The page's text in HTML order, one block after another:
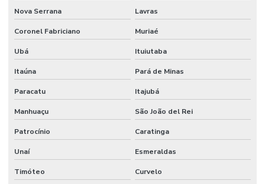
Sistema de detecção de incêndio preços
Sistema de hidrantes para combate a incêndio
Sistema de hidrantes contra incêndios
Sistema de hidrantes e sprinklers
Sistema de iluminação de emergência
Sistema contra incêndio bombas
Sistema de incêndio empresa
Nova Serrana Lavras
Coronel Fabriciano Muriaé
Ubá Ituiutaba
Itaúna Pará de Minas
Paracatu Itajubá
Manhuaçu São João del Rei
Patrocínio Caratinga
Unaí Esmeraldas
Timóteo Curvelo